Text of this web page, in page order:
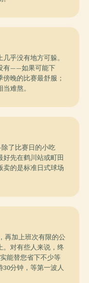
乎没有地方可躲。
有——如果可能下
晚的比赛最舒服；
难熬。
了比赛日的小吃
先在鹤川站或町田
卖的是标准日式球场
再加上班次有限的公
。对有些人来说，终
能替您省下不少等
分钟，等第一波人